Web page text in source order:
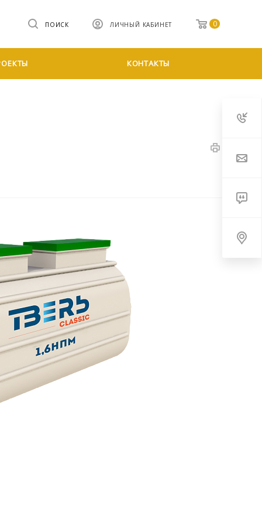
0
ЛИЧНЫЙ КАБИНЕТ
ПОИСК
КОНТАКТЫ